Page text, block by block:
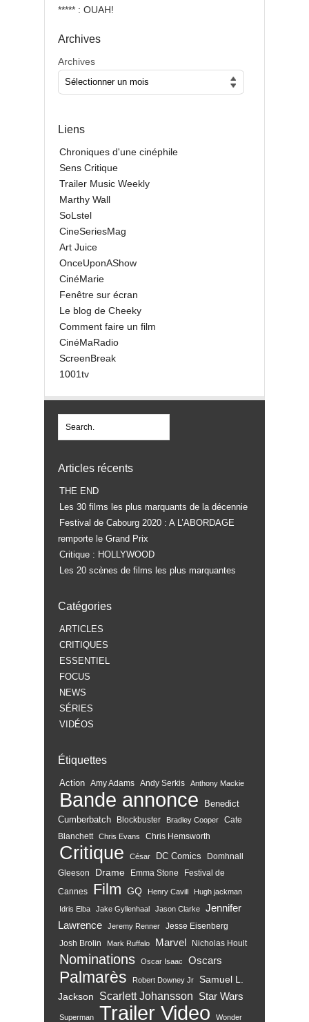
***** : OUAH!
Archives
Archives
Liens
Chroniques d'une cinéphile
Sens Critique
Trailer Music Weekly
Marthy Wall
SoLstel
CineSeriesMag
Art Juice
OnceUponAShow
CinéMarie
Fenêtre sur écran
Le blog de Cheeky
Comment faire un film
CinéMaRadio
ScreenBreak
1001tv
Articles récents
THE END
Les 30 films les plus marquants de la décennie
Festival de Cabourg 2020 : A L’ABORDAGE
remporte le Grand Prix
Critique : HOLLYWOOD
Les 20 scènes de films les plus marquantes
Catégories
ARTICLES
CRITIQUES
ESSENTIEL
FOCUS
NEWS
SÉRIES
VIDÉOS
Étiquettes
Action Amy Adams Andy Serkis Anthony Mackie
Bande annonce
Benedict
Cumberbatch
Blockbuster Bradley Cooper
Cate
Blanchett
Chris Evans Chris Hemsworth
Critique César DC Comics
Domhnall
Gleeson
Drame Emma Stone
Festival de
Cannes
Film GQ Henry Cavill Hugh jackman
Idris Elba Jake Gyllenhaal Jason Clarke
Jennifer
Lawrence
Jeremy Renner
Jesse Eisenberg
Josh Brolin
Mark Ruffalo Marvel Nicholas Hoult
Nominations Oscar Isaac Oscars
Palmarès Robert Downey Jr
Samuel L.
Jackson
Scarlett Johansson Star Wars
Superman Trailer Video Wonder